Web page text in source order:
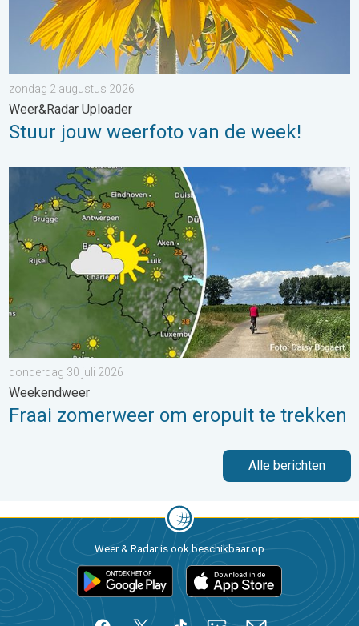
zondag 2 augustus 2026
Weer&Radar Uploader
Stuur jouw weerfoto van de week!
Fraai zomerweer om eropuit te trekken. Weekendweer. . .
donderdag 30 juli 2026
Weekendweer
Fraai zomerweer om eropuit te trekken
Alle berichten
Weer & Radar is ook beschikbaar op